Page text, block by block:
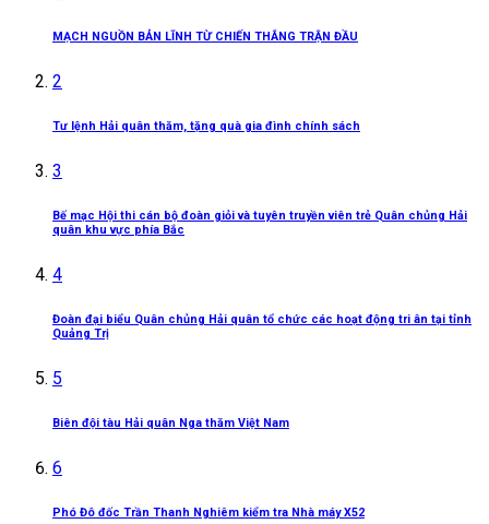
MẠCH NGUỒN BẢN LĨNH TỪ CHIẾN THẮNG TRẬN ĐẦU
2
Tư lệnh Hải quân thăm, tặng quà gia đình chính sách
3
Bế mạc Hội thi cán bộ đoàn giỏi và tuyên truyền viên trẻ Quân chủng Hải
quân khu vực phía Bắc
4
Đoàn đại biểu Quân chủng Hải quân tổ chức các hoạt động tri ân tại tỉnh
Quảng Trị
5
Biên đội tàu Hải quân Nga thăm Việt Nam
6
Phó Đô đốc Trần Thanh Nghiêm kiểm tra Nhà máy X52